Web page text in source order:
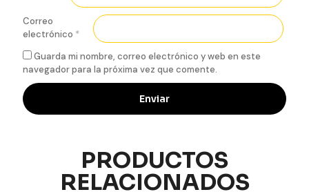
Correo
electrónico *
Guarda mi nombre, correo electrónico y web en este
navegador para la próxima vez que comente.
PRODUCTOS
RELACIONADOS